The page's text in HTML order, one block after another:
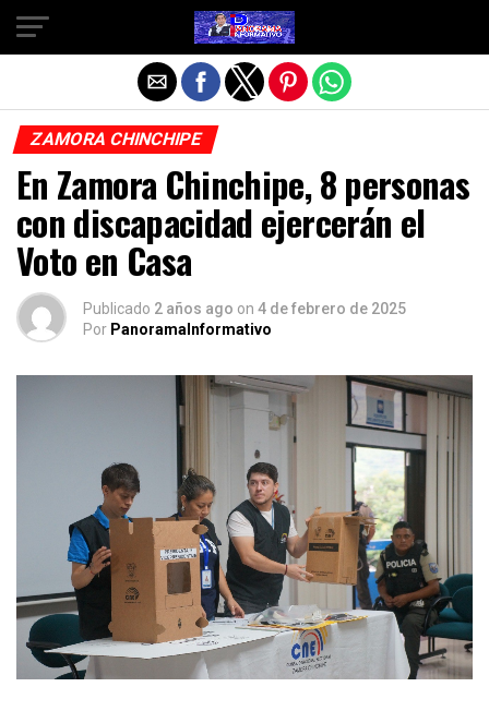
ZAMORA CHINCHIPE
En Zamora Chinchipe, 8 personas
con discapacidad ejercerán el
Voto en Casa
Publicado 2 años ago on 4 de febrero de 2025
Por PanoramaInformativo
Salir de la versión móvil